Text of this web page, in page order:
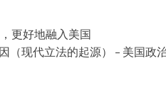
更好地融入美国
（现代立法的起源） – 美国政